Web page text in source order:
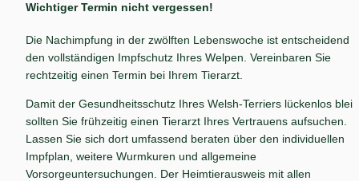
Wichtiger Termin nicht vergessen!
Die Nachimpfung in der zwölften Lebenswoche ist entscheidend
den vollständigen Impfschutz Ihres Welpen. Vereinbaren Sie
rechtzeitig einen Termin bei Ihrem Tierarzt.
Damit der Gesundheitsschutz Ihres Welsh-Terriers lückenlos
sollten Sie frühzeitig einen Tierarzt Ihres Vertrauens aufsuchen.
Lassen Sie sich dort umfassend beraten über den individuellen
Impfplan, weitere Wurmkuren und allgemeine
Vorsorgeuntersuchungen. Der Heimtierausweis mit allen